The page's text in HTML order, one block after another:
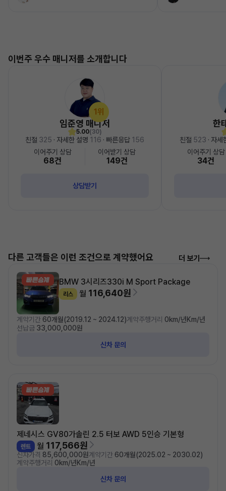
이번주 우수 매니저를 소개합니다
1위
임준영 매니저
5.00(30)
친절 325 · 자세한 설명 116 · 빠른응답 156
이어주기 상담
68건
이어받기 상담
149건
상담받기
한
친절 523 · 자
이어주기 상담
34건
다른 고객들은 이런 조건으로 계약했어요 더 보기
BMW 3시리즈330i M Sport Package
리스 월 116,640원
계약기간 60개월(2019.12 ~ 2024.12)계약주행거리 0km/년Km/년
선납금 33,000,000원
신차 문의
제네시스 GV80가솔린 2.5 터보 AWD 5인승 기본형
렌트 월 117,566원
신차가격 85,600,000원계약기간 60개월(2025.02 ~ 2030.02)
계약주행거리 0km/년Km/년
신차 문의